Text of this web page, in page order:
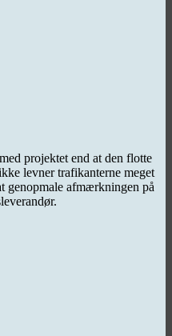
projektet end at den flotte
levner trafikanterne meget
genopmale afmærkningen på